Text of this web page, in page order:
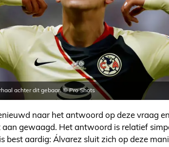
achter dit gebaar. © Pro Shots
naar het antwoord op deze vraag
aan gewaagd. Het antwoord is relatief
best aardig: Álvarez sluit zich op deze